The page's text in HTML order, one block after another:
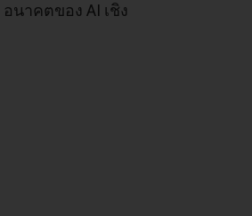
อนาคตของ AI เชิง